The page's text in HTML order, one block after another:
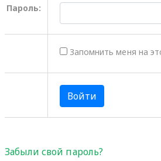
Пароль:
Запомнить меня на
Забыли свой пароль?